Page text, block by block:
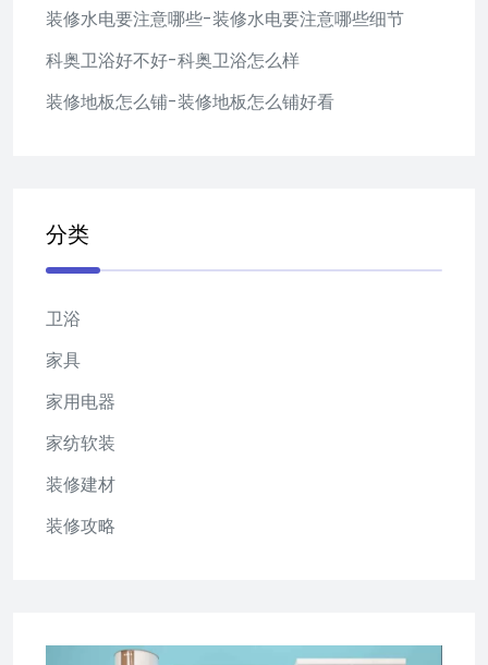
装修水电要注意哪些-装修水电要注意哪些细节
科奥卫浴好不好-科奥卫浴怎么样
装修地板怎么铺-装修地板怎么铺好看
分类
卫浴
家具
家用电器
家纺软装
装修建材
装修攻略